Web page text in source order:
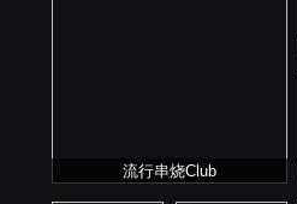
流行串烧Club